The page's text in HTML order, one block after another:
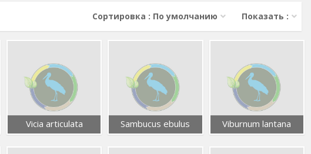
Показать :
Сортировка : По умолчанию
Vicia articulata Sambucus ebulus Viburnum lantana